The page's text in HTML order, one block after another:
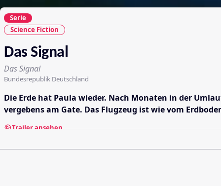
Serie
Science Fiction
Das Signal
Das Signal
Bundesrepublik Deutschland
Die Erde hat Paula wieder. Nach Monaten in der
vergebens am Gate. Das Flugzeug ist wie vom
Trailer ansehen